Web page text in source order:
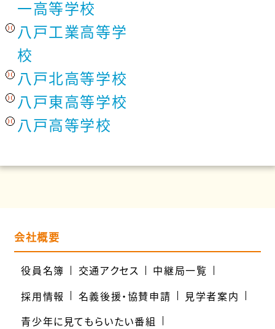
一高等学校
八戸工業高等学
校
八戸北高等学校
八戸東高等学校
八戸高等学校
会社概要
役員名簿 交通アクセス
中継局一覧
採用情報
名義後援・協賛申請
見学者案内
青少年に見てもらいたい番組